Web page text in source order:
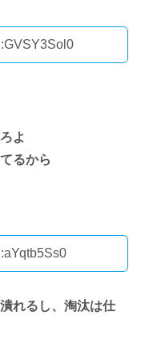
よ
るから
れるし、淘汰は仕